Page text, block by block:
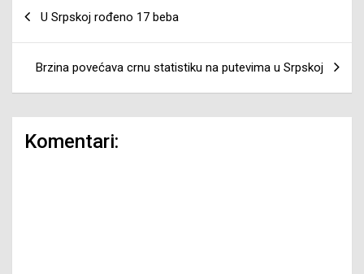
članaka
U Srpskoj rođeno 17 beba
Brzina povećava crnu statistiku na putevima u Srpskoj
Komentari: